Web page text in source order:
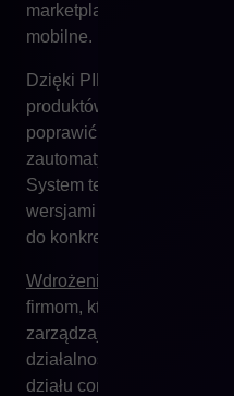
marketplace’y, aż po
mobilne.
Dzięki PIM można nie
produktów na rynek, ale
poprawić jakość danych,
zautomatyzować wiele
System ten umożliwia
wersjami treści i
do konkretnego rynku czy
Wdrożenie systemu PIM
firmom, które rozwijają
zarządzają dużą liczbą
działalność
działu contentu, ale